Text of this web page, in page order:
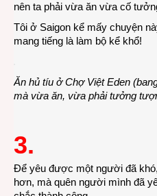
nên ta phải vừa ăn vừa cố
Tôi ở Saigon kể mấy chuyện
mang tiếng là làm bộ kể khổ!
Ăn hủ tíu ở Chợ Việt Eden
mà vừa ăn, vừa phải tưởng
3.
Để yêu được một người đã
hơn, mà quên người mình đã